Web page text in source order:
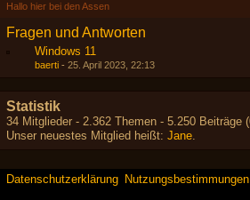
Hallo hier bei den Assen
Fragen und Antworten
Windows 11
baerti - 25. April 2023, 22:13
Statistik
34 Mitglieder - 2.362 Themen - 5.250 Beiträge
Unser neuestes Mitglied heißt: Jane.
Datenschutzerklärung Nutzungsbestimmungen